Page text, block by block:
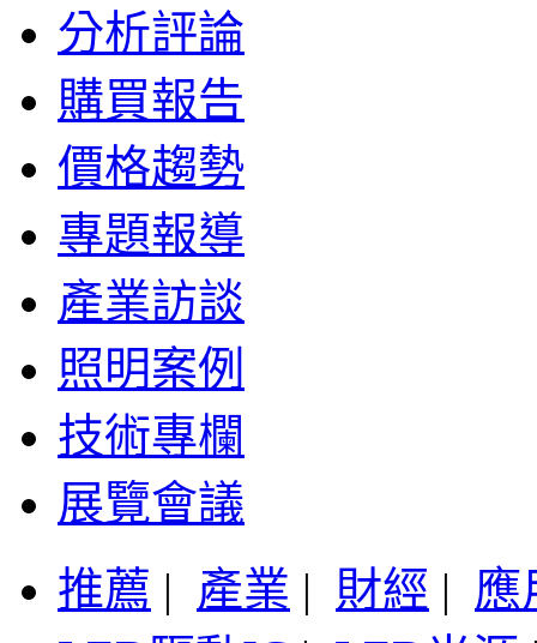
分析評論
購買報告
價格趨勢
專題報導
產業訪談
照明案例
技術專欄
展覽會議
推薦 | 產業 | 財經 | 應